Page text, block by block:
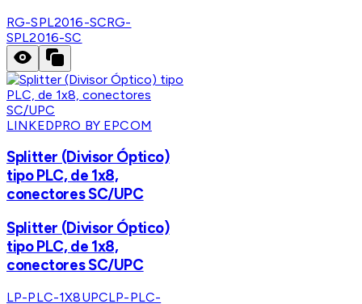
RG-SPL2016-SCRG-
SPL2016-SC
LINKEDPRO BY EPCOM
Splitter (Divisor Óptico)
tipo PLC, de 1x8,
conectores SC/UPC
Splitter (Divisor Óptico)
tipo PLC, de 1x8,
conectores SC/UPC
LP-PLC-1X8UPCLP-PLC-